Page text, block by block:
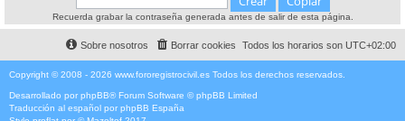
Recuerda grabar la contraseña generada antes de salir de esta página.
Todos los horarios son UTC+02:00
Borrar cookies
Sobre nosotros
Copyright © 2008 - 2026 www.fororegistrocivil.es Todos los derechos reservados.
Desarrollado por phpBB® Forum Software © phpBB Limited
Traducción al español por phpBB España